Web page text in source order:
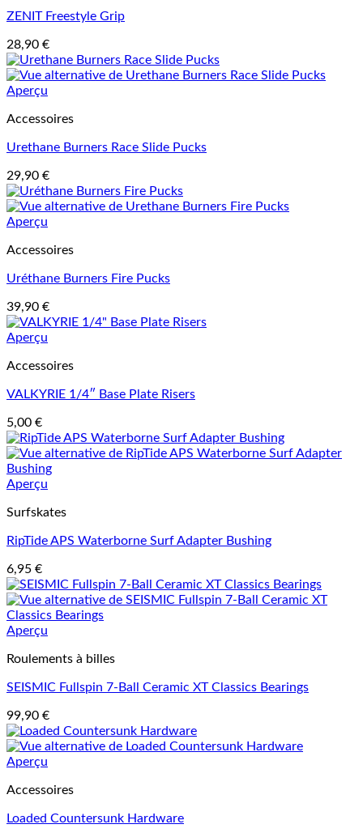
ZENIT Freestyle Grip
28,90 €
Aperçu
Accessoires
Urethane Burners Race Slide Pucks
29,90 €
Aperçu
Accessoires
Uréthane Burners Fire Pucks
39,90 €
Aperçu
Accessoires
VALKYRIE 1/4″ Base Plate Risers
5,00 €
Aperçu
Surfskates
RipTide APS Waterborne Surf Adapter Bushing
6,95 €
Aperçu
Roulements à billes
SEISMIC Fullspin 7-Ball Ceramic XT Classics Bearings
99,90 €
Aperçu
Accessoires
Loaded Countersunk Hardware